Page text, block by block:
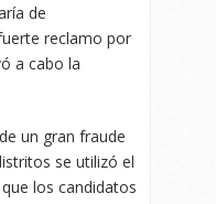
de
reclamo por
a cabo la
un gran fraude
se utilizó el
los candidatos